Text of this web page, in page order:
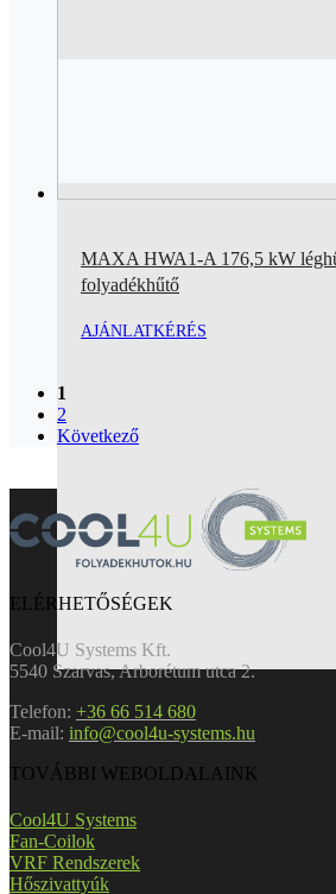
MAXA HWA1-A 176,5 kW
folyadékhűtő
AJÁNLATKÉRÉS
1
2
Következő
ELÉRHETŐSÉGEK
Cool4U Systems Kft.
5540 Szarvas, Arborétum utca 2.
Telefon: +36 66 514 680
E-mail: info@cool4u-systems.hu
TOVÁBBI WEBOLDALAINK
Cool4U Systems
Fan-Coilok
VRF Rendszerek
Hőszivattyúk